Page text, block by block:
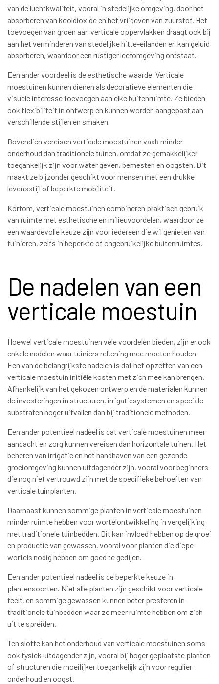
van de luchtkwaliteit, vooral in stedelijke omgeving, door het
absorberen van kooldioxide en het vrijgeven van zuurstof. Het
toevoegen van groen aan verticale oppervlakken draagt ook bij
aan het verminderen van stedelijke hitte-eilanden en kan geluid
absorberen, waardoor een rustiger leefomgeving ontstaat.
Een ander voordeel is de esthetische waarde. Verticale
moestuinen kunnen dienen als decoratieve elementen die
visuele interesse toevoegen aan elke buitenruimte. Ze bieden
ook flexibiliteit in ontwerp en kunnen worden aangepast aan
verschillende stijlen en smaken.
Bovendien vereisen verticale moestuinen vaak minder
onderhoud dan traditionele tuinen, omdat ze gemakkelijker
toegankelijk zijn voor water geven, bemesten en oogsten. Dit
maakt ze bijzonder geschikt voor mensen met een drukke
levensstijl of beperkte mobiliteit.
Kortom, verticale moestuinen combineren praktisch gebruik
van ruimte met esthetische en milieuvoordelen, waardoor ze
een waardevolle keuze zijn voor iedereen die wil genieten van
tuinieren, zelfs in beperkte of ongebruikelijke buitenruimtes.
De nadelen van een
verticale moestuin
Hoewel verticale moestuinen vele voordelen bieden, zijn er ook
enkele nadelen waar tuiniers rekening mee moeten houden.
Een van de belangrijkste nadelen is dat het opzetten van een
verticale moestuin initiële kosten met zich mee kan brengen.
Afhankelijk van het gekozen ontwerp en de materialen kunnen
de investeringen in structuren, irrigatiesystemen en speciale
substraten hoger uitvallen dan bij traditionele methoden.
Een ander potentieel nadeel is dat verticale moestuinen meer
aandacht en zorg kunnen vereisen dan horizontale tuinen. Het
beheren van irrigatie en het handhaven van een gezonde
groeiomgeving kunnen uitdagender zijn, vooral voor beginners
die nog niet vertrouwd zijn met de specifieke behoeften van
verticale tuinplanten.
Daarnaast kunnen sommige planten in verticale moestuinen
minder ruimte hebben voor wortelontwikkeling in vergelijking
met traditionele tuinbedden. Dit kan invloed hebben op de groei
en productie van gewassen, vooral voor planten die diepe
wortels nodig hebben om goed te gedijen.
Een ander potentieel nadeel is de beperkte keuze in
plantensoorten. Niet alle planten zijn geschikt voor verticale
teelt, en sommige gewassen kunnen beter presteren in
traditionele tuinbedden waar ze meer ruimte hebben om zich
uit te spreiden.
Ten slotte kan het onderhoud van verticale moestuinen soms
ook fysiek uitdagender zijn, vooral bij hoger geplaatste planten
of structuren die moeilijker toegankelijk zijn voor regulier
onderhoud en oogst.